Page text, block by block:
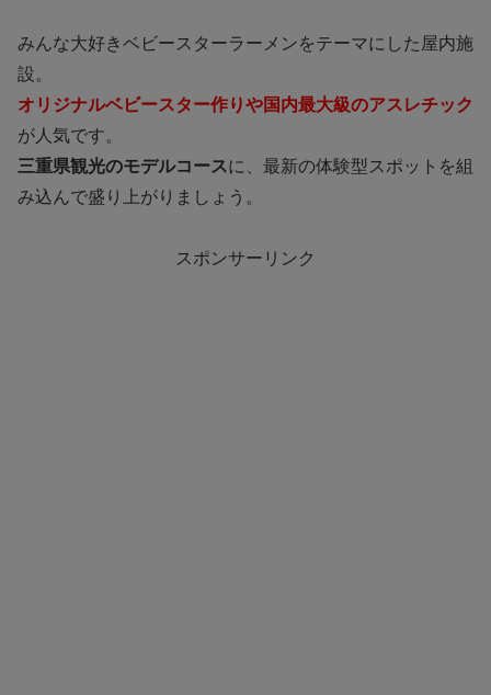
みんな大好きベビースターラーメンをテーマにした屋内施
設。
オリジナルベビースター作りや国内最大級のアスレチック
が人気です。
三重県観光のモデルコースに、最新の体験型スポットを組
み込んで盛り上がりましょう。
スポンサーリンク